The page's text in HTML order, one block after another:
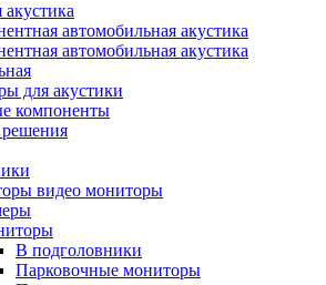
автомобильная акустика
автомобильная акустика
для акустики
компоненты
видео мониторы
В подголовники
Парковочные мониторы